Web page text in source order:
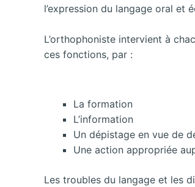
l’expression du langage oral et
L’orthophoniste intervient à
ces fonctions, par :
La formation
L’information
Un dépistage en vue de
Une action appropriée
Les troubles du langage et les